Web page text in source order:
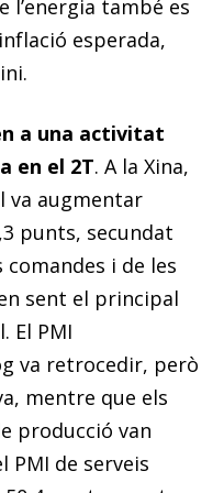
l’energia també es
esperada,
a una activitat
en el 2T. A la Xina,
va augmentar
punts, secundat
i de les
sent el principal
El PMI
va retrocedir, però
mentre que els
producció van
PMI de serveis